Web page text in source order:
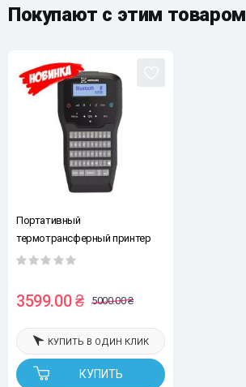
Покупают с этим товаром
Портативный
термотрансферный принтер
этикеток, QR- и штрихкодов
совместимый с картриджами
Dymo типа D1 шириной 6-12MM
3599.00 ₴ 5000.00 ₴
КУПИТЬ
КУПИТЬ В ОДИН КЛИК